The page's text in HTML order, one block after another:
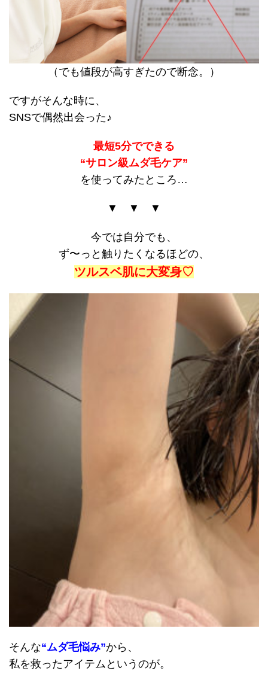
（でも値段が高すぎたので断念。）
ですがそんな時に、
SNSで偶然出会った♪
最短5分でできる
“サロン級ムダ毛ケア”
を使ってみたところ…
▼ ▼ ▼
今では自分でも、
ず〜っと触りたくなるほどの、
ツルスベ肌に大変身♡
そんな“ムダ毛悩み”から、
私を救ったアイテムというのが。